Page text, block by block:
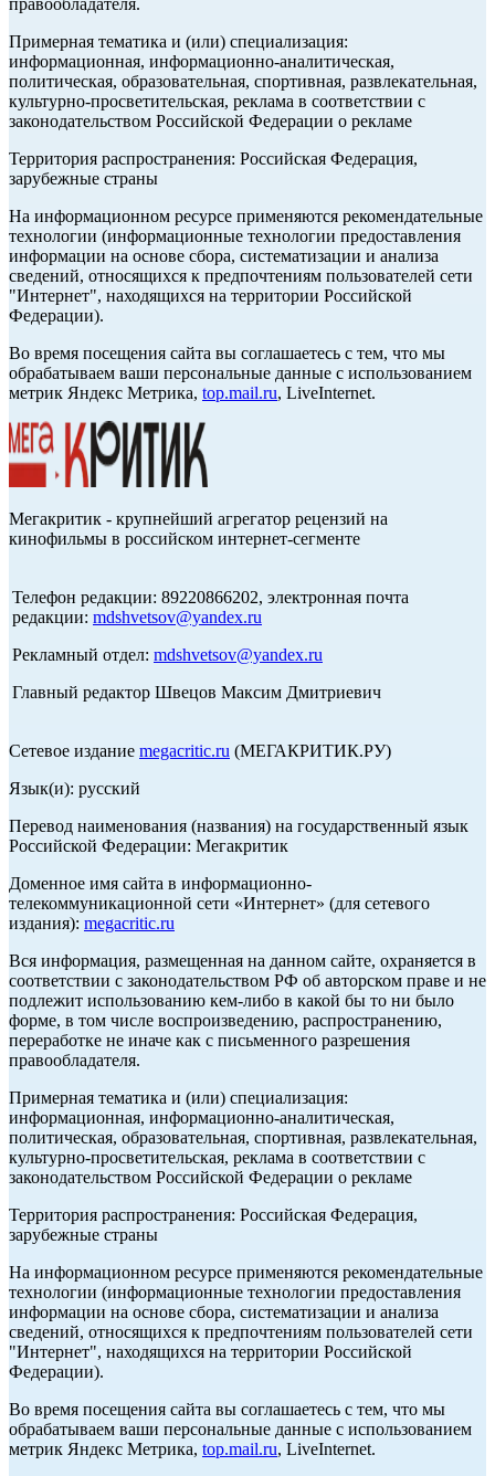
правообладателя.
Примерная тематика и (или) специализация:
информационная, информационно-аналитическая,
политическая, образовательная, спортивная, развлекательная,
культурно-просветительская, реклама в соответствии с
законодательством Российской Федерации о рекламе
Территория распространения: Российская Федерация,
зарубежные страны
На информационном ресурсе применяются рекомендательные
технологии (информационные технологии предоставления
информации на основе сбора, систематизации и анализа
сведений, относящихся к предпочтениям пользователей сети
"Интернет", находящихся на территории Российской
Федерации).
Во время посещения сайта вы соглашаетесь с тем, что мы
обрабатываем ваши персональные данные с использованием
метрик Яндекс Метрика, top.mail.ru, LiveInternet.
Мегакритик - крупнейший агрегатор рецензий на
кинофильмы в российском интернет-сегменте
Телефон редакции: 89220866202, электронная почта
редакции: mdshvetsov@yandex.ru
Рекламный отдел: mdshvetsov@yandex.ru
Главный редактор Швецов Максим Дмитриевич
Сетевое издание megacritic.ru (МЕГАКРИТИК.РУ)
Язык(и): русский
Перевод наименования (названия) на государственный язык
Российской Федерации: Мегакритик
Доменное имя сайта в информационно-
телекоммуникационной сети «Интернет» (для сетевого
издания): megacritic.ru
Вся информация, размещенная на данном сайте, охраняется в
соответствии с законодательством РФ об авторском праве и не
подлежит использованию кем-либо в какой бы то ни было
форме, в том числе воспроизведению, распространению,
переработке не иначе как с письменного разрешения
правообладателя.
Примерная тематика и (или) специализация:
информационная, информационно-аналитическая,
политическая, образовательная, спортивная, развлекательная,
культурно-просветительская, реклама в соответствии с
законодательством Российской Федерации о рекламе
Территория распространения: Российская Федерация,
зарубежные страны
На информационном ресурсе применяются рекомендательные
технологии (информационные технологии предоставления
информации на основе сбора, систематизации и анализа
сведений, относящихся к предпочтениям пользователей сети
"Интернет", находящихся на территории Российской
Федерации).
Во время посещения сайта вы соглашаетесь с тем, что мы
обрабатываем ваши персональные данные с использованием
метрик Яндекс Метрика, top.mail.ru, LiveInternet.